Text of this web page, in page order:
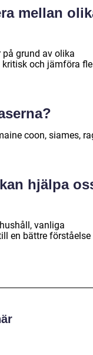
mellan
grund av olika
och jämföra
coon, siames,
hjälpa
vanliga
en bättre förståelse